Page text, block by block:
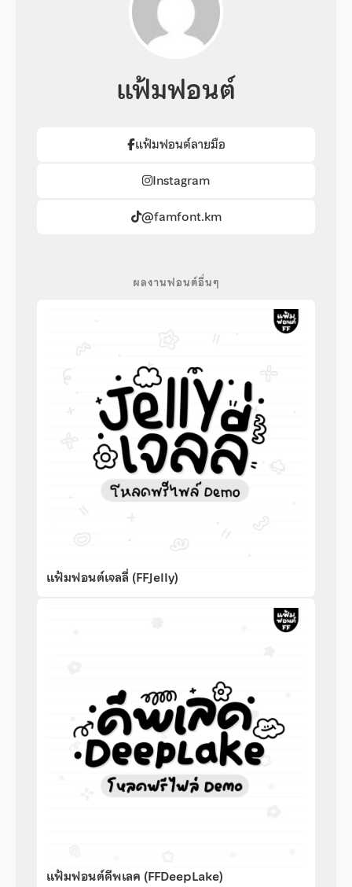
แฟ้มฟอนต์
แฟ้มฟอนต์ลายมือ
Instagram
@famfont.km
ผลงานฟอนต์อื่นๆ
แฟ้มฟอนต์เจลลี่ (FFJelly)
แฟ้มฟอนต์ดีพเลค (FFDeepLake)